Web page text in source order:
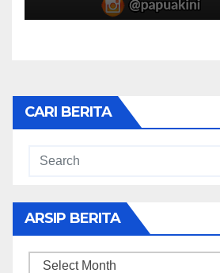
CARI BERITA
ARSIP BERITA
ARSIP